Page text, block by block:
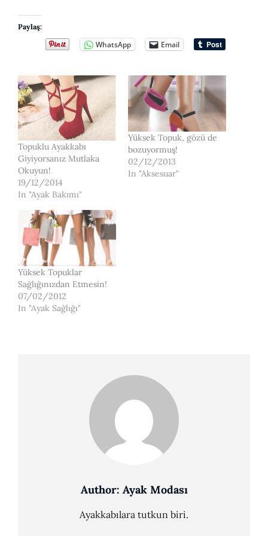
Paylaş:
WhatsApp Email
Topuklu Ayakkabı
Giyiyorsanız Mutlaka
Okuyun!
19/12/2014
In "Ayak Bakımı"
Yüksek Topuk, gözü de
bozuyormuş!
02/12/2013
In "Aksesuar"
Yüksek Topuklar
Sağlığınızdan Etmesin!
07/02/2012
In "Ayak Sağlığı"
Author: Ayak Modası
Ayakkabılara tutkun biri.